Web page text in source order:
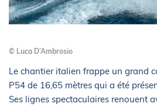
© Luca D’Ambrosio
Le chantier italien frappe un grand
P54 de 16,65 mètres qui a été
Ses lignes spectaculaires renouent